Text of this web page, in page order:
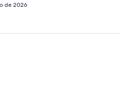
de 2026